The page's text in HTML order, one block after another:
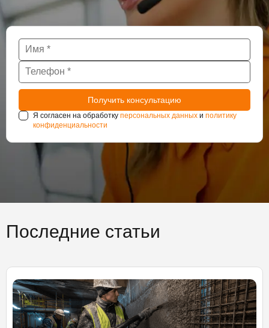
Я согласен на обработку персональных данных и политику
конфиденциальности
Последние статьи